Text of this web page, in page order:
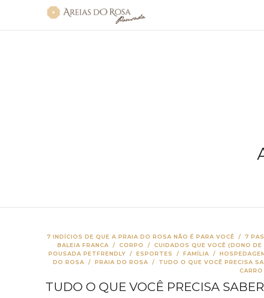
7 INDÍCIOS DE QUE A PRAIA DO ROSA NÃO É PARA VOCÊ /7
BALEIA FRANCA / CORPO / CUIDADOS QUE VOCÊ (DONO
POUSADA PETFRENDLY /ESPORTES /FAMÍLIA /
DO ROSA / PRAIA DO ROSA / TUDO O QUE VOCÊ PRECISA
CARRO
TUDO O QUE VOCÊ PRECISA